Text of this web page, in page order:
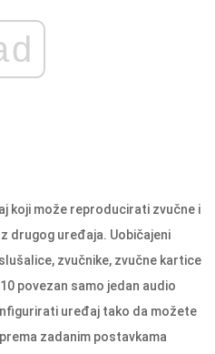
koji može reproducirati zvučne i
drugog uređaja. Uobičajeni
zvučnike, zvučne kartice
povezan samo jedan audio
uređaj tako da možete
zadanim postavkama